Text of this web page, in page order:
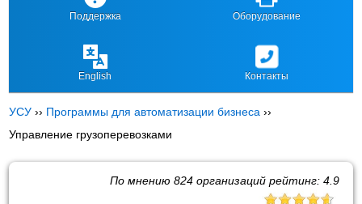
Поддержка Оборудование
English Контакты
УСУ ›› Программы для автоматизации бизнеса ››
Управление грузоперевозками
По мнению 824организаций рейтинг: 4.9